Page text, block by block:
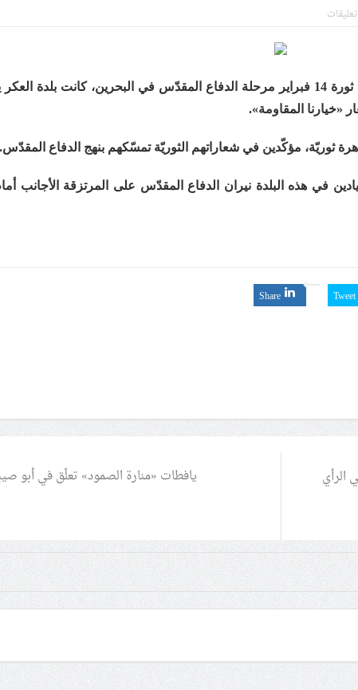
الفلسطينيّات بين القمع والإهمال الطبي
بين المشاركين في مواكب العزاء ويعتقل العشرات من الشبّان
سيقطع الأيدي التي تنال من شعائر عاشوراء.. ولن يساوم على هويّته
جهاد بالكلمة
الحسين.. إنّ الحسين سيقتل طاغوتيّتكم
مع اقتراب الذكرى السابعة لتدشين ائتلاف شباب ثورة 14 فبراير مرحلة الدفاع المقدّس في البحرين، كانت
ثوريّة، مؤكّدين في شعاراتهم الثوريّة تمسّكهم بنهج الدفاع المقدّس.
في هذه البلدة نيران الدفاع المقدّس على المرتزقة الأجانب
Tweet
Share
الرأي يافطات «منارة الصمود» تعلّق في أبو